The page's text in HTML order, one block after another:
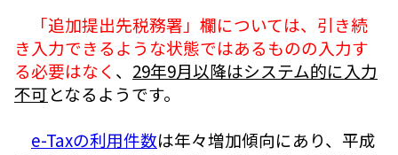
「追加提出先税務署」欄については、引き続
き入力できるような状態ではあるものの入力す
る必要はなく 、 29年9月以降はシステム的に入力
不可となるようです。
e-Taxの利用件数は年々増加傾向にあり、平成